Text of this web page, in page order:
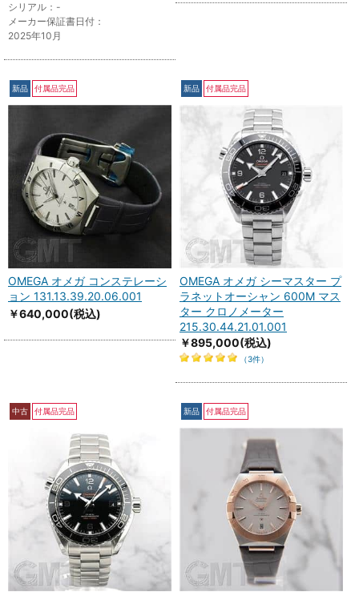
シリアル：-
メーカー保証書日付：
2025年10月
新品 付属品完品
OMEGA オメガ コンステレーシ
ョン 131.13.39.20.06.001
￥640,000(税込)
新品 付属品完品
OMEGA オメガ シーマスター プ
ラネットオーシャン 600M マス
ター クロノメーター
215.30.44.21.01.001
￥895,000(税込)
（3件）
中古 付属品完品 新品 付属品完品